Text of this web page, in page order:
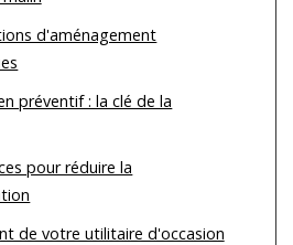
d'aménagement
préventif : la clé de la
pour réduire la
de votre utilitaire d'occasion